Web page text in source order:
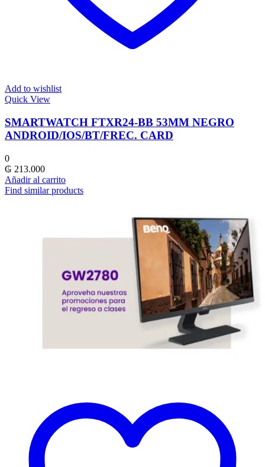
Add to wishlist
Quick View
SMARTWATCH FTXR24-BB 53MM NEGRO
ANDROID/IOS/BT/FREC. CARD
0
₲ 213.000
Añadir al carrito
Find similar products